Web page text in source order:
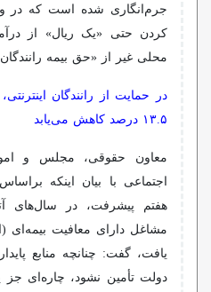
جرم‌انگاری شده است که در
کردن حتی «یک ریال» از
محلی غیر از «حق بیمه
۱۳.۵ درصد کاهش می‌یابد
معاون حقوقی، مجلس و
اجتماعی با بیان اینکه
هفتم پیشرفت، در سال‌های
مشاغل دارای معافیت بیمه‌ای
یافت، گفت: چنانچه منابع
دولت تأمین نشود، چاره‌ای